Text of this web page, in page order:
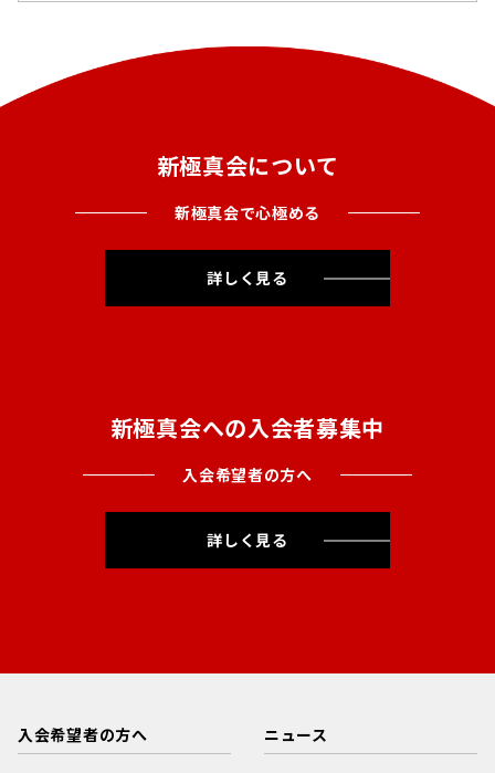
新極真会について
新極真会で心極める
詳しく見る
新極真会への入会者募集中
入会希望者の方へ
詳しく見る
入会希望者の方へ ニュース